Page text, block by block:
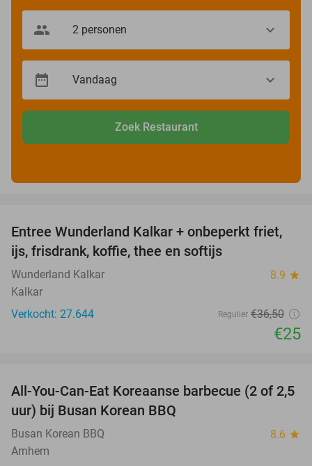
Zoek Restaurant
32%
Entree Wunderland Kalkar + onbeperkt friet,
ijs, frisdrank, koffie, thee en softijs
Wunderland Kalkar 8.9 star
Kalkar
Verkocht: 27.644
Regulier €36,50
€25
30%
All-You-Can-Eat Koreaanse barbecue (2 of 2,5
uur) bij Busan Korean BBQ
Busan Korean BBQ 8.6 star
Arnhem